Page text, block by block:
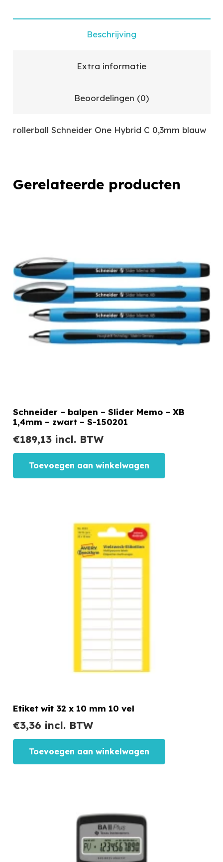
Beschrijving
Extra informatie
Beoordelingen (0)
rollerball Schneider One Hybrid C 0,3mm blauw
Gerelateerde producten
Schneider – balpen – Slider Memo – XB
1,4mm – zwart – S-150201
€189,13incl. BTW
Toevoegen aan winkelwagen
Etiket wit 32 x 10 mm 10 vel
€3,36 incl. BTW
Toevoegen aan winkelwagen